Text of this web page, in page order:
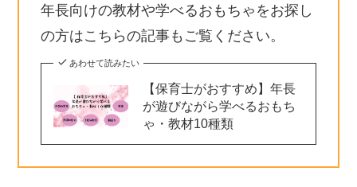
年長向けの教材や学べるおもちゃをお探し
の方はこちらの記事もご覧ください。
あわせて読みたい
【保育士がおすすめ】年長
が遊びながら学べるおもち
ゃ・教材10種類